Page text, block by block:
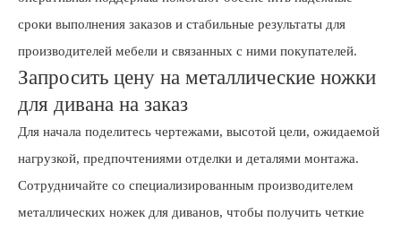
сроки выполнения заказов и стабильные результаты для
производителей мебели и связанных с ними покупателей.
Запросить цену на металлические ножки
для дивана на заказ
Для начала поделитесь чертежами, высотой цели, ожидаемой
нагрузкой, предпочтениями отделки и деталями монтажа.
Сотрудничайте со специализированным производителем
металлических ножек для диванов, чтобы получить четкие